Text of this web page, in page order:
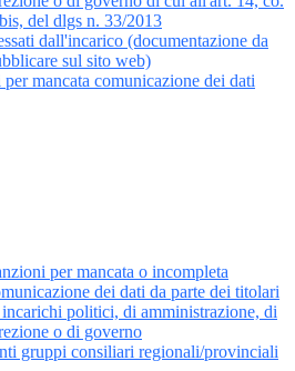
del dlgs n. 33/2013
dall'incarico (documentazione da
sul sito web)
per mancata comunicazione dei dati
per mancata o incompleta
dei dati da parte dei titolari
politici, di amministrazione, di
o di governo
gruppi consiliari regionali/provinciali